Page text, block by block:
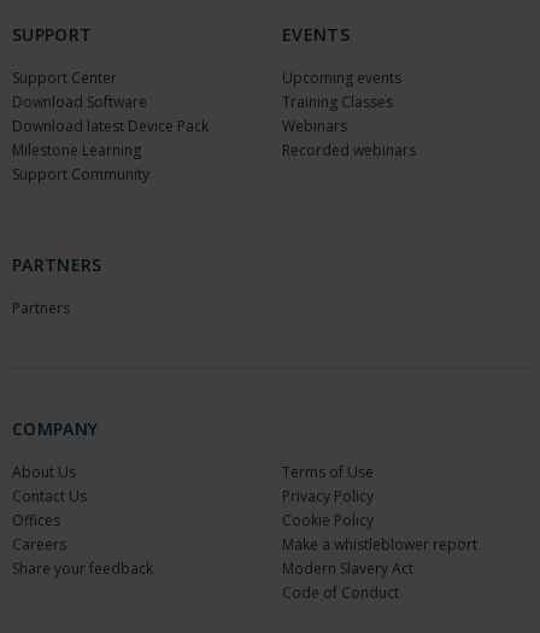
SUPPORT
Support Center
Download Software
Download latest Device Pack
Milestone Learning
Support Community
EVENTS
Upcoming events
Training Classes
Webinars
Recorded webinars
PARTNERS
Partners
COMPANY
About Us
Contact Us
Offices
Careers
Share your feedback
Terms of Use
Privacy Policy
Cookie Policy
Make a whistleblower report
Modern Slavery Act
Code of Conduct